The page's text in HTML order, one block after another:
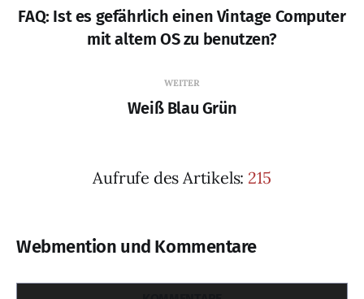
Wohlbefinden. Mehr
FAQ: Ist es gefährlich einen Vintage Computer
mit altem OS zu benutzen?
WEITER
Weiß Blau Grün
Aufrufe des Artikels: 215
Webmention und Kommentare